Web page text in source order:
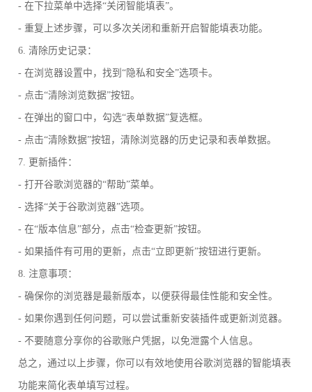
- 在下拉菜单中选择“关闭智能填表”。
- 重复上述步骤，可以多次关闭和重新开启智能填表功能。
6. 清除历史记录：
- 在浏览器设置中，找到“隐私和安全”选项卡。
- 点击“清除浏览数据”按钮。
- 在弹出的窗口中，勾选“表单数据”复选框。
- 点击“清除数据”按钮，清除浏览器的历史记录和表单数据。
7. 更新插件：
- 打开谷歌浏览器的“帮助”菜单。
- 选择“关于谷歌浏览器”选项。
- 在“版本信息”部分，点击“检查更新”按钮。
- 如果插件有可用的更新，点击“立即更新”按钮进行更新。
8. 注意事项：
- 确保你的浏览器是最新版本，以便获得最佳性能和安全性。
- 如果你遇到任何问题，可以尝试重新安装插件或更新浏览器。
- 不要随意分享你的谷歌账户凭据，以免泄露个人信息。
总之，通过以上步骤，你可以有效地使用谷歌浏览器的智能填表
功能来简化表单填写过程。